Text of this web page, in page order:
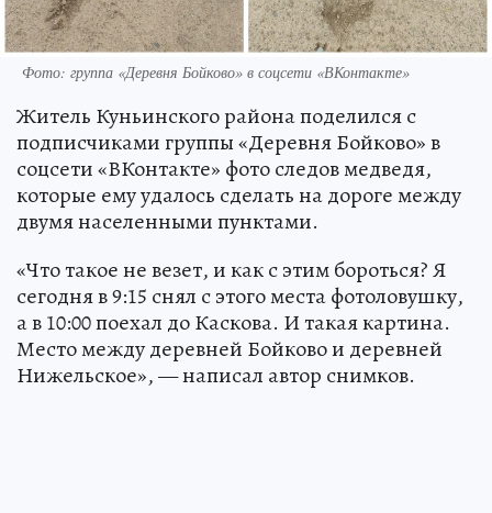
Фото: группа «Деревня Бойково» в соцсети «ВКонтакте»
Житель Куньинского района поделился с
подписчиками группы «Деревня Бойково» в
соцсети «ВКонтакте» фото следов медведя,
которые ему удалось сделать на дороге между
двумя населенными пунктами.
«Что такое не везет, и как с этим бороться? Я
сегодня в 9:15 снял с этого места фотоловушку,
а в 10:00 поехал до Каскова. И такая картина.
Место между деревней Бойково и деревней
Нижельское», — написал автор снимков.